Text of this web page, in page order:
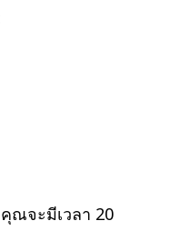
ณจะมีเวลา 20